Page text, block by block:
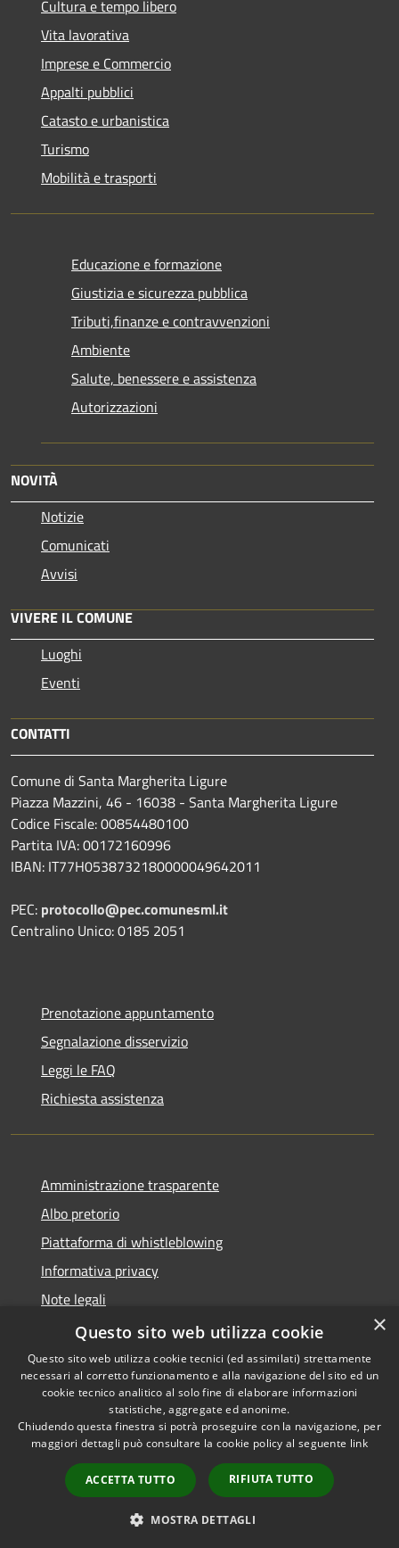
Cultura e tempo libero
Vita lavorativa
Imprese e Commercio
Appalti pubblici
Catasto e urbanistica
Turismo
Mobilità e trasporti
Educazione e formazione
Giustizia e sicurezza pubblica
Tributi,finanze e contravvenzioni
Ambiente
Salute, benessere e assistenza
Autorizzazioni
NOVITÀ
Notizie
Comunicati
Avvisi
VIVERE IL COMUNE
Luoghi
Eventi
CONTATTI
Comune di Santa Margherita Ligure
Piazza Mazzini, 46 - 16038 - Santa Margherita Ligure
Codice Fiscale: 00854480100
Partita IVA: 00172160996
IBAN: IT77H0538732180000049642011
PEC: protocollo@pec.comunesml.it
Centralino Unico: 0185 2051
Prenotazione appuntamento
Segnalazione disservizio
Leggi le FAQ
Richiesta assistenza
Amministrazione trasparente
Albo pretorio
Piattaforma di whistleblowing
Informativa privacy
Note legali
Dichiarazione di accessibilità
RSS
Accessibilità
Mappa del sito
© 2022 • Comune di Santa
Margherita Ligure •
Powered by
Municipium•
Accesso
Area Riservata
×
Questo sito web utilizza cookie
Questo sito web utilizza cookie tecnici (ed assimilati) strettamente
necessari al corretto funzionamento e alla navigazione del sito ed un
cookie tecnico analitico al solo fine di elaborare informazioni
statistiche, aggregate ed anonime.
Chiudendo questa finestra si potrà proseguire con la navigazione, per
maggiori dettagli può consultare la cookie policy al seguente link
ACCETTA TUTTO RIFIUTA TUTTO
MOSTRA DETTAGLI